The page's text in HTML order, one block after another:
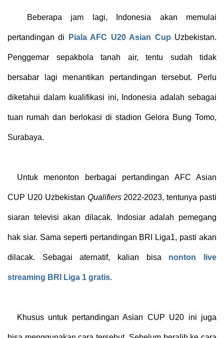
Beberapa jam lagi, Indonesia akan memulai
pertandingan di Piala AFC U20 Asian Cup Uzbekistan.
Penggemar sepakbola tanah air, tentu sudah tidak
bersabar lagi menantikan pertandingan tersebut. Perlu
diketahui dalam kualifikasi ini, Indonesia adalah sebagai
tuan rumah dan berlokasi di stadion Gelora Bung Tomo,
Surabaya.
Untuk menonton berbagai pertandingan AFC Asian
CUP U20 Uzbekistan Qualifiers2022-2023, tentunya pasti
siaran televisi akan dilacak. Indosiar adalah pemegang
hak siar. Sama seperti pertandingan BRI Liga1, pasti akan
dilacak. Sebagai aternatif, kalian bisa nonton live
streaming BRI Liga 1 gratis.
Khusus untuk pertandingan Asian CUP U20 ini juga